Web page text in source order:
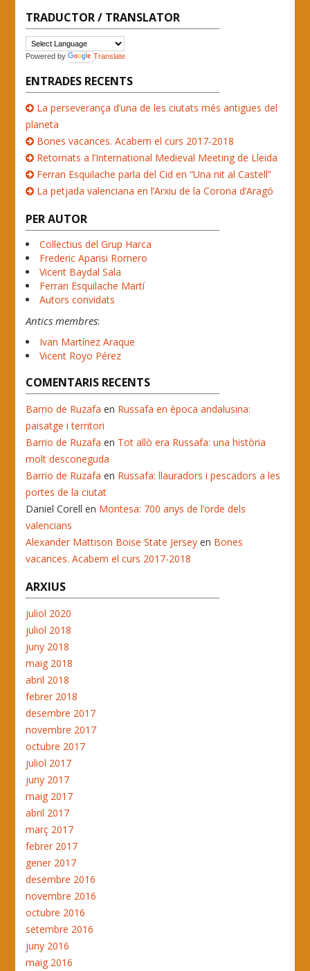
TRADUCTOR / TRANSLATOR
Powered by Translate
ENTRADES RECENTS
La perseverança d’una de les ciutats més antigues del
planeta
Bones vacances. Acabem el curs 2017-2018
Retornats a l’International Medieval Meeting de Lleida
Ferran Esquilache parla del Cid en “Una nit al Castell”
La petjada valenciana en l’Arxiu de la Corona d’Aragó
PER AUTOR
Col·lectius del Grup Harca
Frederic Aparisi Romero
Vicent Baydal Sala
Ferran Esquilache Martí
Autors convidats
Antics membres:
Ivan Martínez Araque
Vicent Royo Pérez
COMENTARIS RECENTS
Barrio de Ruzafa en Russafa en època andalusina:
paisatge i territori
Barrio de Ruzafa en Tot allò era Russafa: una història
molt desconeguda
Barrio de Ruzafa en Russafa: llauradors i pescadors a les
portes de la ciutat
Daniel Corell en Montesa: 700 anys de l’orde dels
valencians
Alexander Mattison Boise State Jersey en Bones
vacances. Acabem el curs 2017-2018
ARXIUS
juliol 2020
juliol 2018
juny 2018
maig 2018
abril 2018
febrer 2018
desembre 2017
novembre 2017
octubre 2017
juliol 2017
juny 2017
maig 2017
abril 2017
març 2017
febrer 2017
gener 2017
desembre 2016
novembre 2016
octubre 2016
setembre 2016
juny 2016
maig 2016